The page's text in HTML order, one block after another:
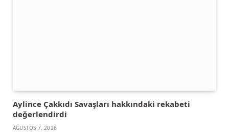
Aylince Çakkıdı Savaşları hakkındaki rekabeti
değerlendirdi
AĞUSTOS 7, 2026